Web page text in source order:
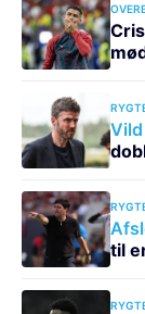
til